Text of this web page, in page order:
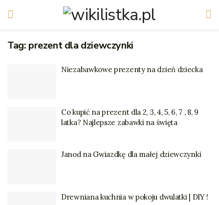
Tag: prezent dla dziewczynki
Niezabawkowe prezenty na dzień dziecka
Co kupić na prezent dla 2, 3, 4, 5, 6, 7 , 8, 9
latka? Najlepsze zabawki na święta
Janod na Gwiazdkę dla małej dziewczynki
Drewniana kuchnia w pokoju dwulatki | DIY !